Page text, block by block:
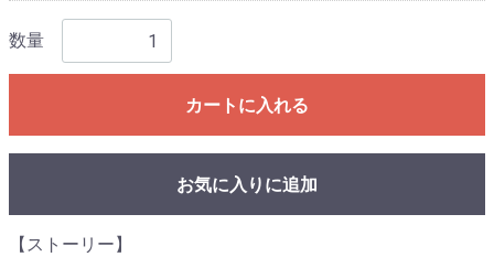
数量
カートに入れる
お気に入りに追加
【ストーリー】